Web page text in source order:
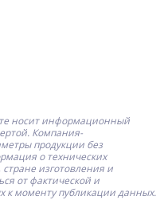
носит информационный
Компания-
продукции без
о технических
стране изготовления и
от фактической и
к моменту публикации данных.